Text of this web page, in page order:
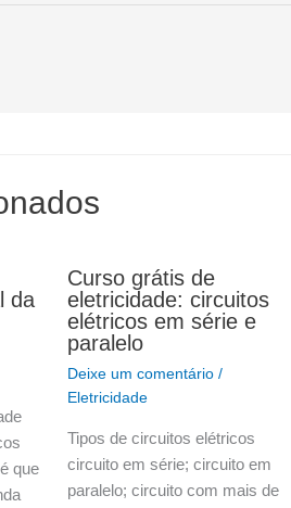
da
que
Curso grátis de
eletricidade: circuitos
elétricos em série e
paralelo
Deixe um comentário /
Eletricidade
Tipos de circuitos elétricos
circuito em série; circuito em
paralelo; circuito com mais de